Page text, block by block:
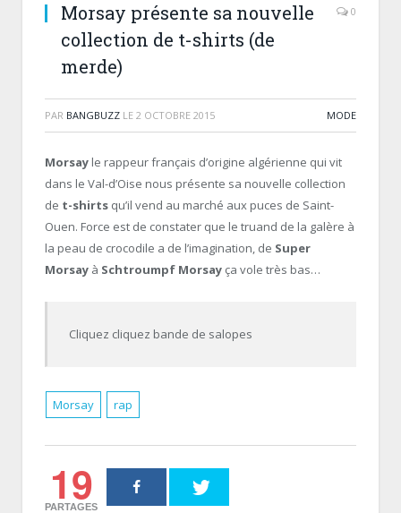
Morsay présente sa nouvelle
collection de t-shirts (de
merde)
0
PAR BANGBUZZ LE 2 OCTOBRE 2015 MODE
Morsay le rappeur français d’origine algérienne qui vit
dans le Val-d’Oise nous présente sa nouvelle collection
de t-shirts qu’il vend au marché aux puces de Saint-
Ouen. Force est de constater que le truand de la galère à
la peau de crocodile a de l’imagination, de Super
Morsay à Schtroumpf Morsay ça vole très bas…
Cliquez cliquez bande de salopes
Morsay rap
19
PARTAGES